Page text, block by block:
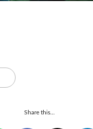
Share this...